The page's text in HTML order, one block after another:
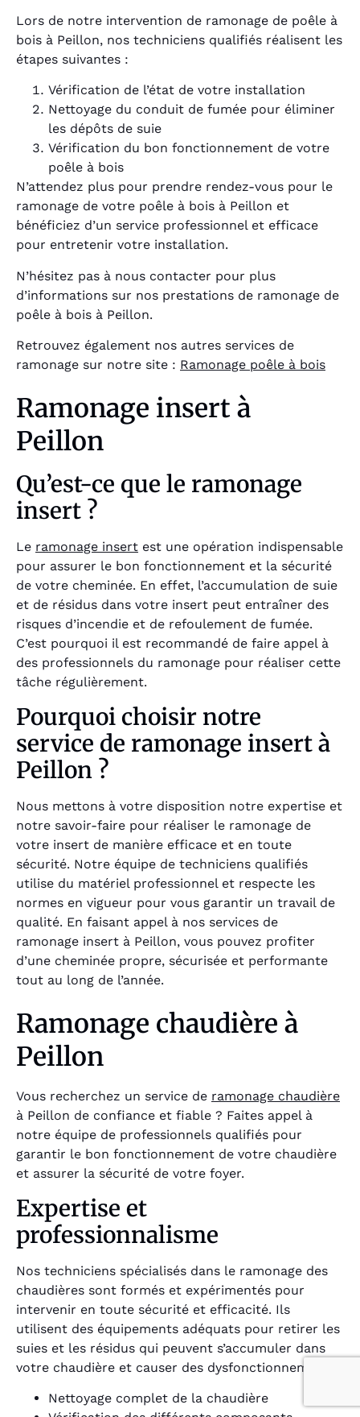
Lors de notre intervention de ramonage de poêle à
bois à Peillon, nos techniciens qualifiés réalisent les
étapes suivantes :
Vérification de l’état de votre installation
Nettoyage du conduit de fumée pour éliminer
les dépôts de suie
Vérification du bon fonctionnement de votre
poêle à bois
N’attendez plus pour prendre rendez-vous pour le
ramonage de votre poêle à bois à Peillon et
bénéficiez d’un service professionnel et efficace
pour entretenir votre installation.
N’hésitez pas à nous contacter pour plus
d’informations sur nos prestations de ramonage de
poêle à bois à Peillon.
Retrouvez également nos autres services de
ramonage sur notre site : Ramonage poêle à bois
Ramonage insert à
Peillon
Qu’est-ce que le ramonage
insert ?
Le ramonage insert est une opération indispensable
pour assurer le bon fonctionnement et la sécurité
de votre cheminée. En effet, l’accumulation de suie
et de résidus dans votre insert peut entraîner des
risques d’incendie et de refoulement de fumée.
C’est pourquoi il est recommandé de faire appel à
des professionnels du ramonage pour réaliser cette
tâche régulièrement.
Pourquoi choisir notre
service de ramonage insert à
Peillon ?
Nous mettons à votre disposition notre expertise et
notre savoir-faire pour réaliser le ramonage de
votre insert de manière efficace et en toute
sécurité. Notre équipe de techniciens qualifiés
utilise du matériel professionnel et respecte les
normes en vigueur pour vous garantir un travail de
qualité. En faisant appel à nos services de
ramonage insert à Peillon, vous pouvez profiter
d’une cheminée propre, sécurisée et performante
tout au long de l’année.
Ramonage chaudière à
Peillon
Vous recherchez un service de ramonage chaudière
à Peillon de confiance et fiable ? Faites appel à
notre équipe de professionnels qualifiés pour
garantir le bon fonctionnement de votre chaudière
et assurer la sécurité de votre foyer.
Expertise et
professionnalisme
Nos techniciens spécialisés dans le ramonage des
chaudières sont formés et expérimentés pour
intervenir en toute sécurité et efficacité. Ils
utilisent des équipements adéquats pour retirer les
suies et les résidus qui peuvent s’accumuler dans
votre chaudière et causer des dysfonctionnements.
Nettoyage complet de la chaudière